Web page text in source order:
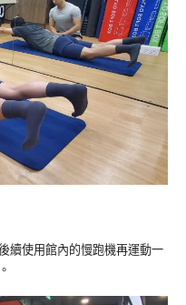
續使用館內的慢跑機再運動一